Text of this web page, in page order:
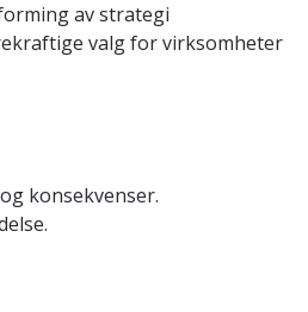
av strategi
valg for virksomheter
konsekvenser.